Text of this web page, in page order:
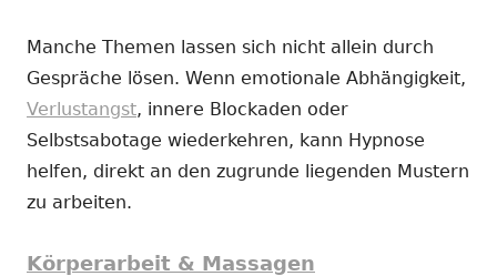
Manche Themen lassen sich nicht allein durch
Gespräche lösen. Wenn emotionale Abhängigkeit,
Verlustangst, innere Blockaden oder
Selbstsabotage wiederkehren, kann Hypnose
helfen, direkt an den zugrunde liegenden Mustern
zu arbeiten.
Körperarbeit & Massagen